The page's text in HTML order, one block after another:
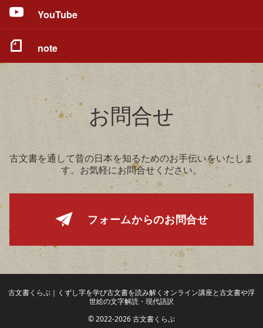
YouTube
note
お問合せ
古文書を通して昔の日本を知るためのお手伝いをいたしま
す。お気軽にお問合せください。
フォームからのお問合せ
© 2022-2026 古文書くらぶ
古文書くらぶ｜くずし字を学び古文書を読み解くオンライン講座と古文書や浮
世絵の文字解読・現代語訳